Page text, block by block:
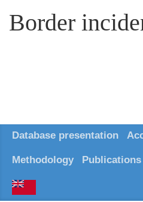
Border
Database presentation
Methodology Publications